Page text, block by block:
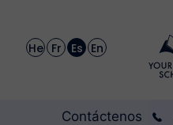
He Fr Es En
Contáctenos